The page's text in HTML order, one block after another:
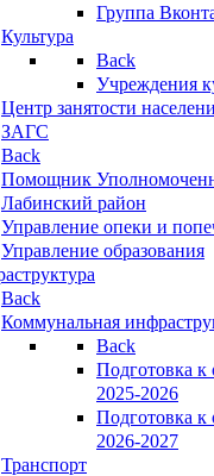
Группа
Культура
Back
Учреждения
Центр занятости
ЗАГС
Back
Помощник
Лабинский район
Управление опеки и
Управление образования
Back
Коммунальная
Back
Подготовка к
2025-2026
Подготовка к
2026-2027
Транспорт